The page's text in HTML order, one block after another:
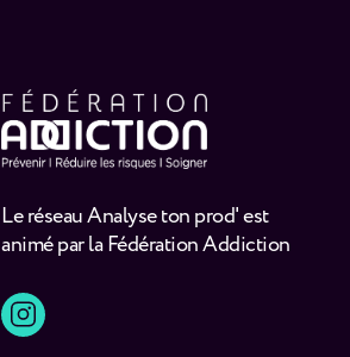
Le réseau Analyse ton prod' est
animé par la Fédération Addiction